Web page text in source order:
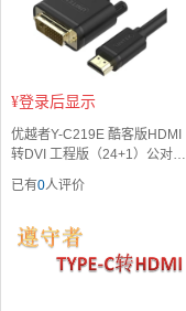
¥登录后显示
优越者Y-C219E 酷客版HDMI
转DVI 工程版（24+1）公对公
（3M）
已有0人评价